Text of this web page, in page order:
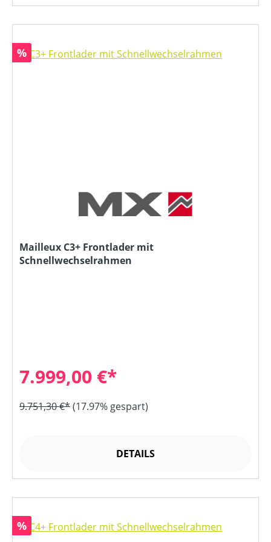
Rabatt
%
Mailleux C3+ Frontlader mit
Schnellwechselrahmen
7.999,00 €*
9.751,30 €*(17.97% gespart)
DETAILS
Rabatt
%